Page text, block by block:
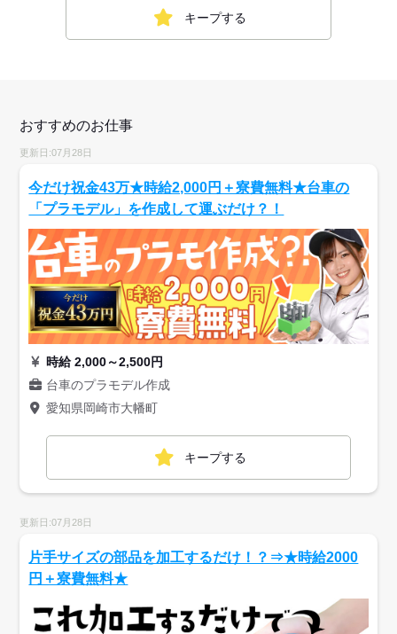
キープする
おすすめのお仕事
更新日:07月28日
今だけ祝金43万★時給2,000円＋寮費無料★台車の
「プラモデル」を作成して運ぶだけ？！
時給 2,000～2,500円
台車のプラモデル作成
愛知県岡崎市大幡町
キープする
更新日:07月28日
片手サイズの部品を加工するだけ！？⇒★時給2000
円＋寮費無料★